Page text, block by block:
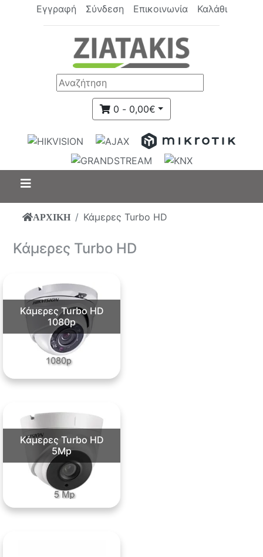
Εγγραφή Σύνδεση Επικοινωνία Καλάθι
0 - 0,00€
ΑΡΧΙΚΗ Κάμερες Turbo HD
Κάμερες Turbo HD
Κάμερες Turbo HD
1080p
Κάμερες Turbo HD
5Mp